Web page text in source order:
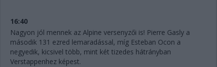
16:40
Nagyon jól mennek az Alpine versenyzői is! Pierre Gasly a
második 131 ezred lemaradással, míg Esteban Ocon a
negyedik, kicsivel több, mint két tizedes hátrányban
Verstappenhez képest.